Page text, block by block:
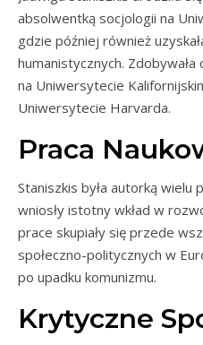
absolwentką socjologii na
gdzie później również
humanistycznych.
na Uniwersytecie
Uniwersytecie Harvarda.
Praca
Staniszkis była autorką wielu
wniosły istotny wkład w
prace skupiały się przede
społeczno-politycznych w
po upadku komunizmu.
Krytyczne